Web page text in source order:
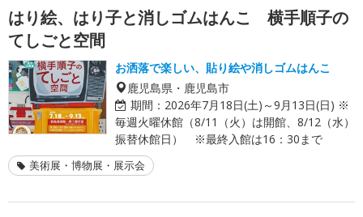
はり絵、はり子と消しゴムはんこ 横手順子の
てしごと空間
お洒落で楽しい、貼り絵や消しゴムはんこ
鹿児島県・鹿児島市
期間： 2026年7月18日(土)～9月13日(日) ※
毎週火曜休館（8/11（火）は開館、8/12（水）
振替休館日） ※最終入館は16：30まで
美術展・博物展・展示会